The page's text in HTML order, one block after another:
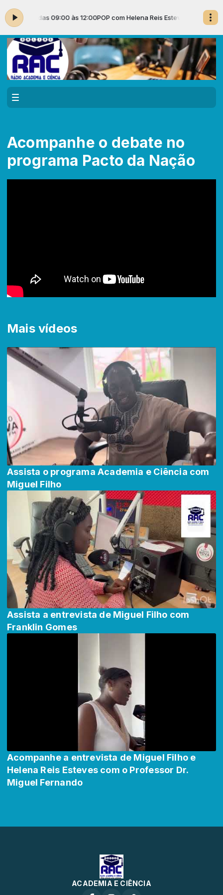
Esteves das 09:00 às 12:00POP com Helena Reis Esteves das 09:00
Acompanhe o debate no
programa Pacto da Nação
Mais vídeos
Assista o programa Academia e Ciência com
Miguel Filho
Assista a entrevista de Miguel Filho com
Franklin Gomes
Acompanhe a entrevista de Miguel Filho e
Helena Reis Esteves com o Professor Dr.
Miguel Fernando
ACADEMIA E CIÊNCIA